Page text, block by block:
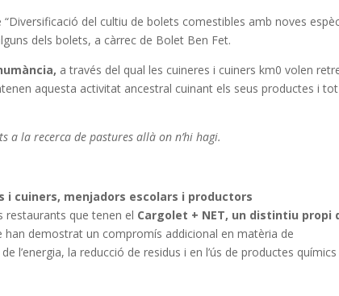
del cultiu de bolets comestibles amb noves
dels bolets, a càrrec de Bolet Ben Fet.
a través del qual les cuineres i cuiners km0 volen
aquesta activitat ancestral cuinant els seus productes i
a la recerca de pastures allà on n’hi hagi.
i cuiners, menjadors escolars i productors
restaurants que tenen el Cargolet + NET, un distintiu propi
han demostrat un compromís addicional en matèria de
l’energia, la reducció de residus i en l’ús de productes